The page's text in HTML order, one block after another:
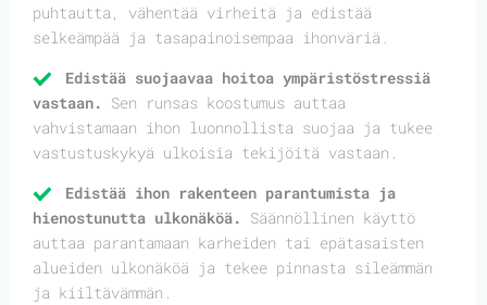
puhtautta, vähentää virheitä ja edistää
selkeämpää ja tasapainoisempaa ihonväriä.
Edistää suojaavaa hoitoa ympäristöstressiä
vastaan. Sen runsas koostumus auttaa
vahvistamaan ihon luonnollista suojaa ja tukee
vastustuskykyä ulkoisia tekijöitä vastaan.
Edistää ihon rakenteen parantumista ja
hienostunutta ulkonäköä. Säännöllinen käyttö
auttaa parantamaan karheiden tai epätasaisten
alueiden ulkonäköä ja tekee pinnasta sileämmän
ja kiiltävämmän.